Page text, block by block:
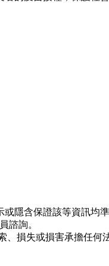
隱含保證該等資訊均
諮詢。
損失或損害承擔任何